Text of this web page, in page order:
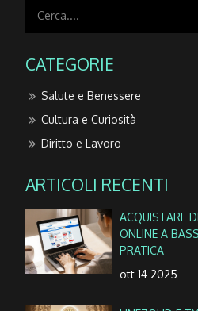
CATEGORIE
Salute e Benessere
Cultura e Curiosità
Diritto e Lavoro
ARTICOLI RECENTI
ACQUISTARE
ONLINE A
PRATICA
ott 14 2025